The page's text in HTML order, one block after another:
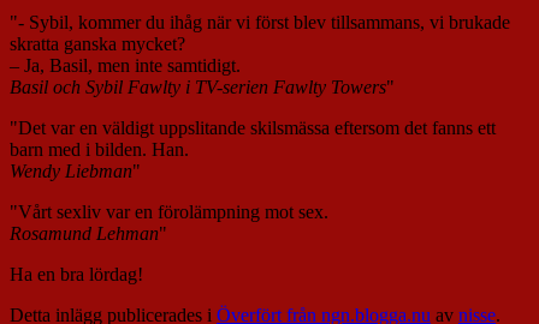
"- Sybil, kommer du ihåg när vi först blev tillsammans, vi brukade
skratta ganska mycket?
– Ja, Basil, men inte samtidigt.
Basil och Sybil Fawlty i TV-serien Fawlty Towers"
"Det var en väldigt uppslitande skilsmässa eftersom det fanns ett
barn med i bilden. Han.
Wendy Liebman"
"Vårt sexliv var en förolämpning mot sex.
Rosamund Lehman"
Ha en bra lördag!
Detta inlägg publicerades i Överfört från ngn.blogga.nu av nisse.